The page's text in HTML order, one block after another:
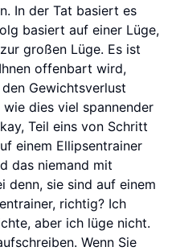
In der Tat basiert es
basiert auf einer Lüge,
großen Lüge. Es ist
offenbart wird,
Gewichtsverlust
wie dies viel spannender
Teil eins von Schritt
einem Ellipsentrainer
das niemand mit
denn, sie sind auf einem
richtig? Ich
aber ich lüge nicht.
Wenn Sie